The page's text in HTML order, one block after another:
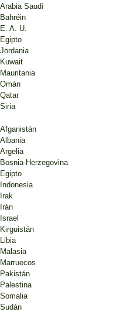
Arabia Saudí
Bahréin
E. A. U.
Egipto
Jordania
Kuwait
Mauritania
Omán
Qatar
Siria
Afganistán
Albania
Argelia
Bosnia-Herzegovina
Egipto
Indonesia
Irak
Irán
Israel
Kirguistán
Libia
Malasia
Marruecos
Pakistán
Palestina
Somalia
Sudán